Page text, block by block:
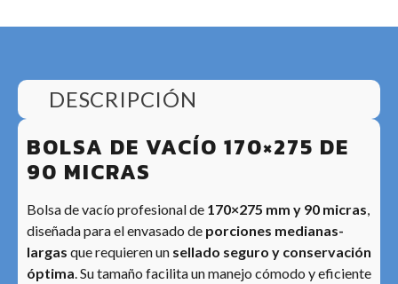
DESCRIPCIÓN
BOLSA DE VACÍO 170×275 DE
90 MICRAS
Bolsa de vacío profesional de 170×275 mm y 90 micras
diseñada para el envasado de porciones medianas-
largas que requieren un sellado seguro y conservación
óptima . Su tamaño facilita un manejo cómodo y eficiente